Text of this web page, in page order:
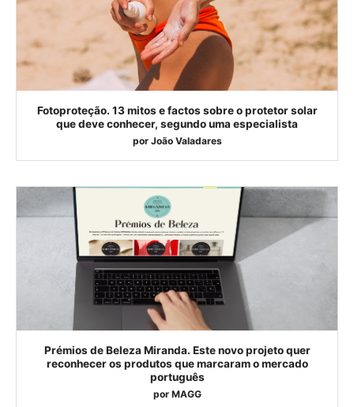
Fotoproteção. 13 mitos e factos sobre o protetor solar
que deve conhecer, segundo uma especialista
por João Valadares
Prémios de Beleza Miranda. Este novo projeto quer
reconhecer os produtos que marcaram o mercado
português
por MAGG